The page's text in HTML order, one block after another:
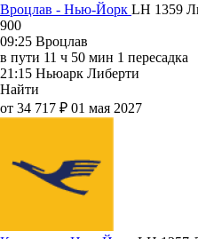
Вроцлав - Нью-Йорк LH 1359
900
09:25 Вроцлав
в пути 11 ч 50 мин 1 пересадка
21:15 Ньюарк Либерти
Найти
от 34 717 ₽ 01 мая 2027